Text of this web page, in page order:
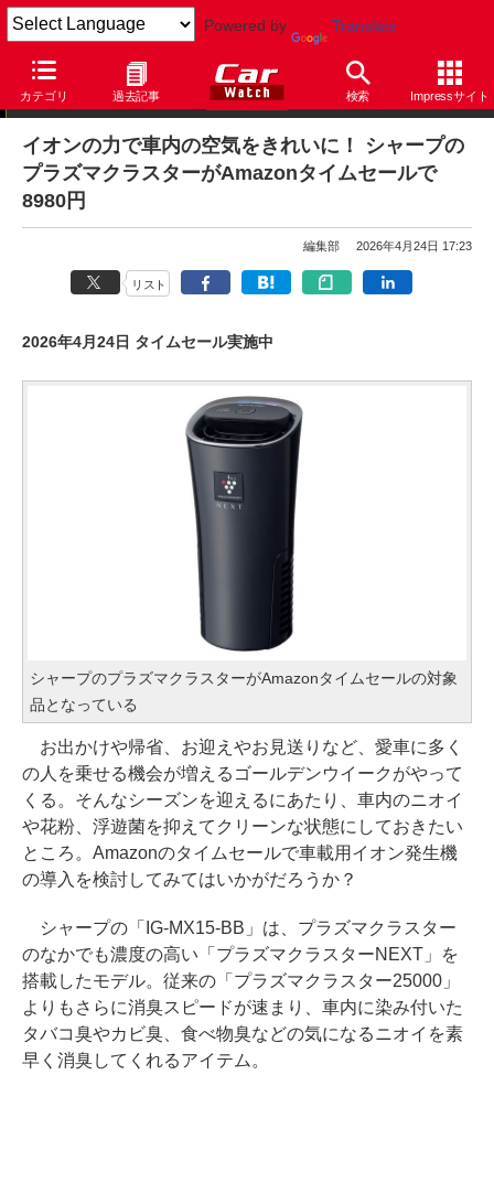
Powered by Translate
カテゴリ 過去記事 検索 Impressサイト
【セール情報】本日のPICK UP
イオンの力で車内の空気をきれいに！ シャープの
プラズマクラスターがAmazonタイムセールで
8980円
編集部 2026年4月24日 17:23
リスト
2026年4月24日 タイムセール実施中
シャープのプラズマクラスターがAmazonタイムセールの対象
品となっている
お出かけや帰省、お迎えやお見送りなど、愛車に多く
の人を乗せる機会が増えるゴールデンウイークがやって
くる。そんなシーズンを迎えるにあたり、車内のニオイ
や花粉、浮遊菌を抑えてクリーンな状態にしておきたい
ところ。Amazonのタイムセールで車載用イオン発生機
の導入を検討してみてはいかがだろうか？
シャープの「IG-MX15-BB」は、プラズマクラスター
のなかでも濃度の高い「プラズマクラスターNEXT」を
搭載したモデル。従来の「プラズマクラスター25000」
よりもさらに消臭スピードが速まり、車内に染み付いた
タバコ臭やカビ臭、食べ物臭などの気になるニオイを素
早く消臭してくれるアイテム。